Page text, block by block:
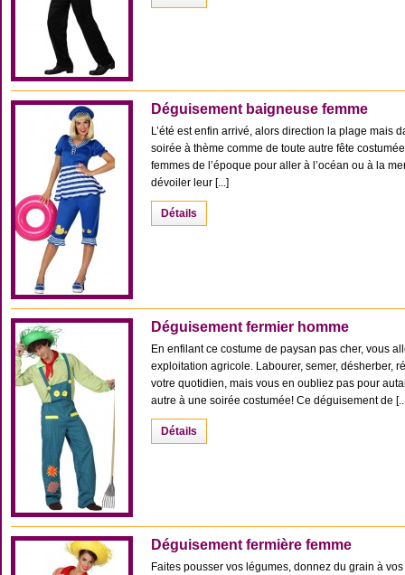
Déguisement baigneuse femme
L’été est enfin arrivé, alors direction la plage mais
soirée à thème comme de toute autre fête
femmes de l’époque pour aller à l’océan ou à la
dévoiler leur [...]
Détails
Déguisement fermier homme
En enfilant ce costume de paysan pas cher, vous
exploitation agricole. Labourer, semer, désherber,
votre quotidien, mais vous en oubliez pas pour
autre à une soirée costumée! Ce déguisement de
Détails
Déguisement fermière femme
Faites pousser vos légumes, donnez du grain à